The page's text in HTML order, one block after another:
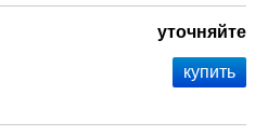
уточняйте